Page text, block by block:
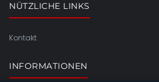
NÜTZLICHE LINKS
Kontakt
INFORMATIONEN